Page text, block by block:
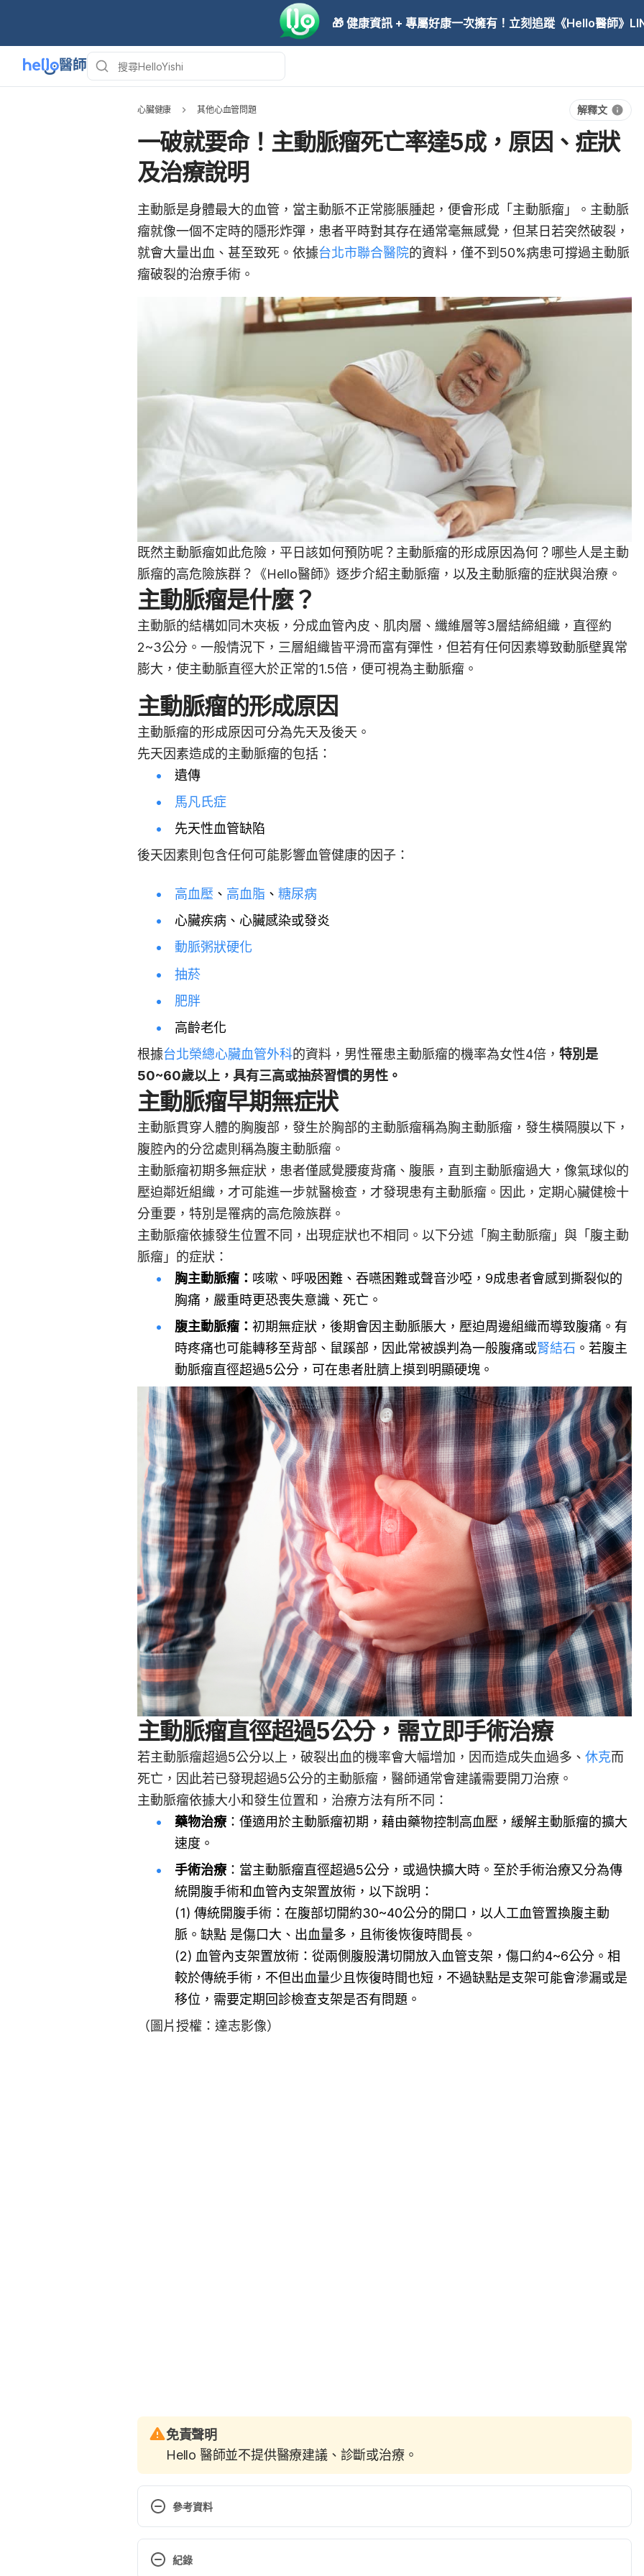
🎁 健康資訊 + 專屬好康一次擁有！立刻追蹤《Hello醫師》
心臟健康 其他心血管問題 解釋文
一破就要命！主動脈瘤死亡率達5成，原因、症狀
及治療說明
主動脈是身體最大的血管，當主動脈不正常膨脹腫起，便會形成「主動脈瘤」。主動脈
瘤就像一個不定時的隱形炸彈，患者平時對其存在通常毫無感覺，但某日若突然破裂，
就會大量出血、甚至致死。依據台北市聯合醫院的資料，僅不到50%病患可撐過主動脈
瘤破裂的治療手術。
既然主動脈瘤如此危險，平日該如何預防呢？主動脈瘤的形成原因為何？哪些人是主動
脈瘤的高危險族群？《Hello醫師》逐步介紹主動脈瘤，以及主動脈瘤的症狀與治療。
主動脈瘤是什麼？
主動脈的結構如同木夾板，分成血管內皮、肌肉層、纖維層等3層結締組織，直徑約
2~3公分。一般情況下，三層組織皆平滑而富有彈性，但若有任何因素導致動脈壁異常
膨大，使主動脈直徑大於正常的1.5倍，便可視為主動脈瘤。
主動脈瘤的形成原因
主動脈瘤的形成原因可分為先天及後天。
先天因素造成的主動脈瘤的包括：
遺傳
馬凡氏症
先天性血管缺陷
後天因素則包含任何可能影響血管健康的因子：
高血壓 、 高血脂 、 糖尿病
心臟疾病、心臟感染或發炎
動脈粥狀硬化
抽菸
肥胖
高齡老化
根據台北榮總心臟血管外科的資料，男性罹患主動脈瘤的機率為女性4倍， 特別是
50~60歲以上，具有三高或抽菸習慣的男性。
主動脈瘤早期無症狀
主動脈貫穿人體的胸腹部，發生於胸部的主動脈瘤稱為胸主動脈瘤，發生橫隔膜以下，
腹腔內的分岔處則稱為腹主動脈瘤。
主動脈瘤初期多無症狀，患者僅感覺腰痠背痛、腹脹，直到主動脈瘤過大，像氣球似的
壓迫鄰近組織，才可能進一步就醫檢查，才發現患有主動脈瘤。因此，定期心臟健檢十
分重要，特別是罹病的高危險族群。
主動脈瘤依據發生位置不同，出現症狀也不相同。以下分述「胸主動脈瘤」與「腹主動
脈瘤」的症狀：
胸主動脈瘤： 咳嗽、呼吸困難、吞嚥困難或聲音沙啞，9成患者會感到撕裂似的
胸痛，嚴重時更恐喪失意識、死亡。
腹主動脈瘤： 初期無症狀，後期會因主動脈脹大，壓迫周邊組織而導致腹痛。有
時疼痛也可能轉移至背部、鼠蹊部，因此常被誤判為一般腹痛或腎結石 。若腹主
動脈瘤直徑超過5公分，可在患者肚臍上摸到明顯硬塊。
主動脈瘤直徑超過5公分，需立即手術治療
若主動脈瘤超過5公分以上，破裂出血的機率會大幅增加，因而造成失血過多、 休克而
死亡，因此若已發現超過5公分的主動脈瘤，醫師通常會建議需要開刀治療。
主動脈瘤依據大小和發生位置和，治療方法有所不同：
藥物治療：僅適用於主動脈瘤初期，藉由藥物控制高血壓，緩解主動脈瘤的擴大
速度。
手術治療：當主動脈瘤直徑超過5公分，或過快擴大時。至於手術治療又分為傳
統開腹手術和血管內支架置放術，以下說明：
(1) 傳統開腹手術：在腹部切開約30~40公分的開口，以人工血管置換腹主動
脈。缺點 是傷口大、出血量多，且術後恢復時間長。
(2) 血管內支架置放術：從兩側腹股溝切開放入血管支架，傷口約4~6公分。相
較於傳統手術，不但出血量少且恢復時間也短，不過缺點是支架可能會滲漏或是
移位，需要定期回診檢查支架是否有問題。
（圖片授權：達志影像）
免責聲明
Hello 醫師並不提供醫療建議、診斷或治療。
參考資料
https://www1.cgmh.org.tw/intr/intr5/c6230/Download/%E8%AA%8D%E8%AD%98%E5%
8B%95%E8%84%88%E7%98%A4.pdf
紀錄